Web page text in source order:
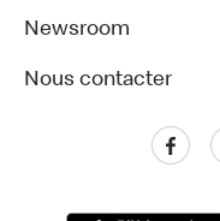
Newsroom
Nous contacter